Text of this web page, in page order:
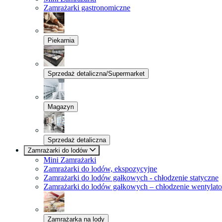
Zamrażarki gastronomiczne
Piekarnia
Sprzedaż detaliczna/Supermarket
Magazyn
Sprzedaż detaliczna
Zamrażarki do lodów
Mini Zamrażarki
Zamrażarki do lodów, ekspozycyjne
Zamrażarki do lodów gałkowych - chłodzenie statyczne
Zamrażarki do lodów gałkowych – chłodzenie
Zamrażarka na lody